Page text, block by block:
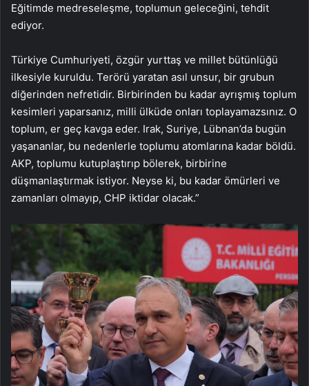
Eğitimde medreseleşme, toplumun geleceğini, tehdit
ediyor.
Türkiye Cumhuriyeti, özgür yurttaş ve millet bütünlüğü
ilkesiyle kuruldu. Terörü yaratan asıl unsur, bir grubun
diğerinden nefretidir. Birbirinden bu kadar ayrışmış toplum
kesimleri yaparsanız, milli ülküde onları toplayamazsınız. O
toplum, er geç kavga eder. Irak, Suriye, Lübnan’da bugün
yaşananlar, bu nedenlerle toplumu atomlarına kadar böldü.
AKP, toplumu kutuplaştırıp bölerek, birbirine
düşmanlaştırmak istiyor. Neyse ki, bu kadar ömürleri ve
zamanları olmayıp, CHP iktidar olacak.”